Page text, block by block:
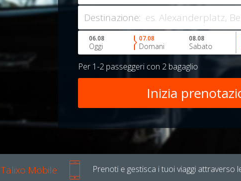
Destinazione:
06.08
Oggi
07.08
Domani
08.08
Sabato
Per 1-2 passeggeri con 2 bagaglio
Talixo Mobile Prenoti e gestisca i tuoi viaggi attraverso